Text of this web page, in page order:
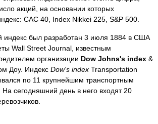
акций, на основании которых
CAC 40, Index Nikkei 225, S&P 500.
индекс был разработан 3 июля 1884 в США
Wall Street Journal, известным
организации Dow Johns's index &
Доу. Индекс Dow's index Transportation
по 11 крупнейшим транспортным
На сегодняшний день в него входят 20